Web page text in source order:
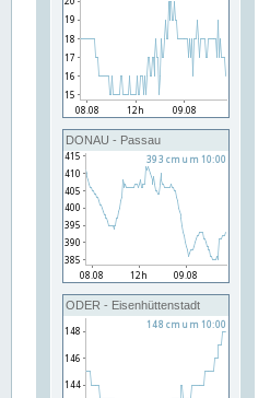
DONAU - Passau
ODER - Eisenhüttenstadt